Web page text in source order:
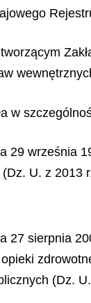
w
29 września
U. z 2013
27 sierpnia
(Dz.